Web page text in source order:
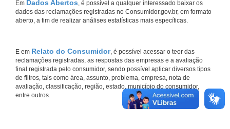
Em Dados Abertos, é possível a qualquer interessado baixar os
dados das reclamações registradas no Consumidor.gov.br, em formato
aberto, a fim de realizar análises estatísticas mais específicas.
E em Relato do Consumidor, é possível acessar o teor das
reclamações registradas, as respostas das empresas e a avaliação
final registrada pelo consumidor, sendo possível aplicar diversos tipos
de filtros, tais como área, assunto, problema, empresa, nota de
avaliação, classificação, região, estado, município do consumidor,
entre outros.